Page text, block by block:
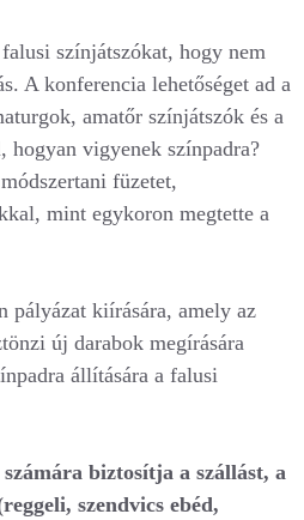
színjátszókat, hogy nem
A konferencia lehetőséget ad a
amatőr színjátszók és a
vigyenek színpadra?
füzetet,
mint egykoron megtette a
pályázat kiírására, amely az
új darabok megírására
állítására a falusi
biztosítja a szállást, a
szendvics ebéd,